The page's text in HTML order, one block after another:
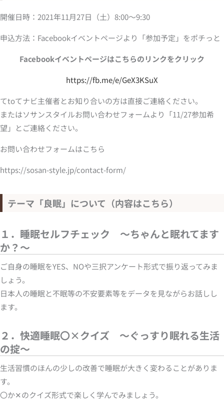
開催日時：2021年11月27日（土）8:00～9:30
申込方法：Facebookイベントページより「参加予定」をポチっと
Facebookイベントページはこちらのリンクをクリック
https://fb.me/e/GeX3KSuX
てtoてナビ主催者とお知り合いの方は直接ご連絡ください。
またはソサンスタイルお問い合わせフォームより「11/27参加希
望」とご連絡ください。
お問い合わせフォームはこちら
https://sosan-style.jp/contact-form/
テーマ「良眠」について（内容はこちら）
１．睡眠セルフチェック ～ちゃんと眠れてます
か？～
ご自身の睡眠をYES、NOや三択アンケート形式で振り返ってみま
しょう。
日本人の睡眠と不眠等の不安要素等をデータを見ながらお話しし
ます。
２．快適睡眠〇×クイズ ～ぐっすり眠れる生活
の掟～
生活習慣のほんの少しの改善で睡眠が大きく変わることがありま
す。
〇か✕のクイズ形式で楽しく学んでみましょう。